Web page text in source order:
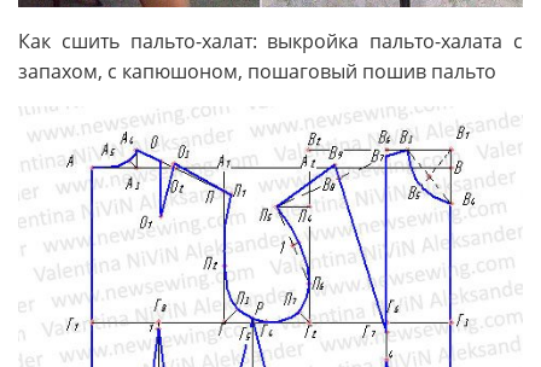
Как сшить пальто-халат: выкройка пальто-халата с
запахом, с капюшоном, пошаговый пошив пальто